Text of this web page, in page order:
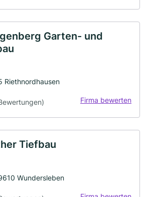
Garten- und
Riethnordhausen
Firma bewerten
Tiefbau
Wundersleben